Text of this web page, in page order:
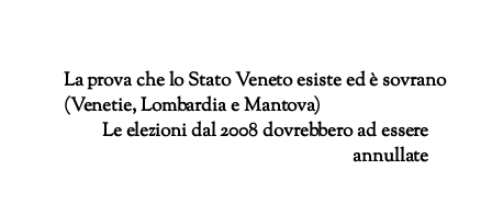
La prova che lo Stato Veneto esiste ed è sovrano
(Venetie, Lombardia e Mantova)
Le elezioni dal 2008 dovrebbero ad essere
annullate